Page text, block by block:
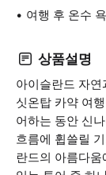
여행 후 온수
상품설명
아이슬란드 자
싯온탑 카약 여
어하는 동안 신
흐름에 휩쓸릴
란드의 아름다